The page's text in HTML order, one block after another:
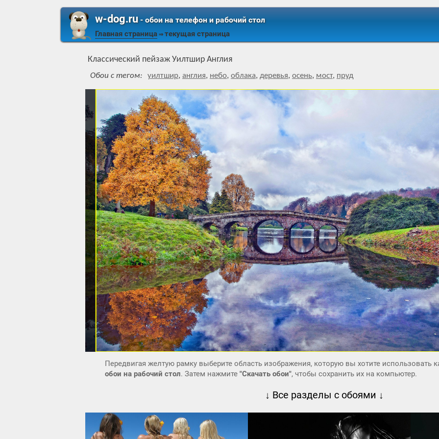
w-dog.ru- обои на телефон и рабочий стол
Главная страница ⇒ текущая страница
Классический пейзаж Уилтшир Англия
Обои с тегом: уилтшир, англия, небо, облака, деревья, осень, мост, пруд
Передвигая желтую рамку выберите область изображения, которую вы хотите использовать
обои на рабочий стол. Затем нажмите "Скачать обои", чтобы сохранить их на компьютер.
↓ Все разделы с обоями ↓